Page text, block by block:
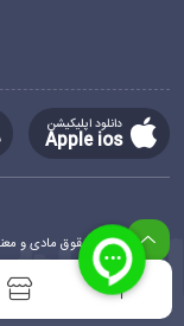
دانلود اپلیکیشن
Apple ios
کلیه حقوق مادی و